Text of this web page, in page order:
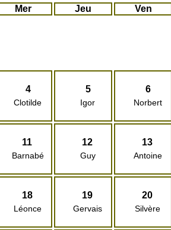
Mer Jeu Ven
4
Clotilde
5
Igor
6
Norbert
11
Barnabé
12
Guy
13
Antoine
18
Léonce
19
Gervais
20
Silvère